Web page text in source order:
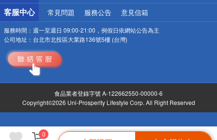
0
客服中心 常見問題 服務公告 意見信箱
服務時間： 週一至週日 09:00-21:00，例假日依網站公告為主
公司地址： 台北市北投區大業路136號5樓 (台灣)
食品業者登錄字號 A-122662550-00000-6
Copyright©2026 Uni-Prosperity Lifestyle Corp. All Right Reserved